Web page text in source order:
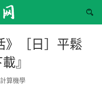

》［日］平鬆
』
分
計算機學